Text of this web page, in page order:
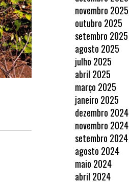
novembro 2025
outubro 2025
setembro 2025
agosto 2025
julho 2025
abril 2025
março 2025
janeiro 2025
dezembro 2024
novembro 2024
setembro 2024
agosto 2024
maio 2024
abril 2024